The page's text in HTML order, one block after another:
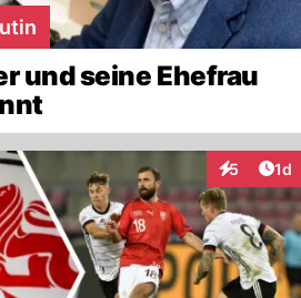
und seine Ehefrau
5 1d